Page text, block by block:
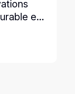
et